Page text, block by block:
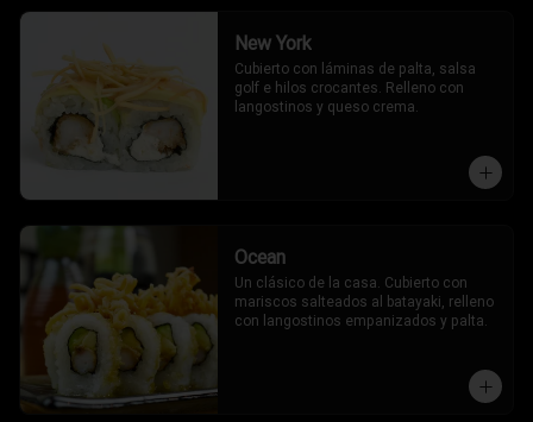
New York
Cubierto con láminas de palta, salsa
golf e hilos crocantes. Relleno con
langostinos y queso crema.
Ocean
Un clásico de la casa. Cubierto con
mariscos salteados al batayaki, relleno
con langostinos empanizados y palta.